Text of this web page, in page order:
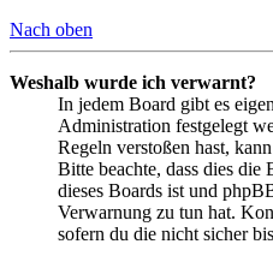
Nach oben
Weshalb wurde ich verwarnt?
In jedem Board gibt es
Administration festgelegt
Regeln verstoßen hast,
Bitte beachte, dass dies die
dieses Boards ist und
Verwarnung zu tun hat.
sofern du die nicht sicher